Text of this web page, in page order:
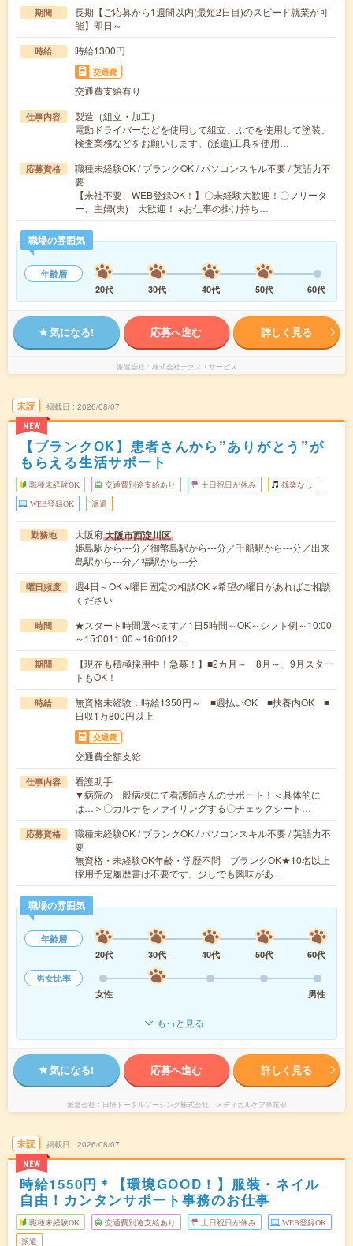
期間
長期【ご応募から1週間以内(最短2日目)のスピード就業が可
能】即日～
時給 時給1300円
交通費
交通費支給有り
仕事内容
製造（組立・加工）
電動ドライバーなどを使用して組立、ふでを使用して塗装、
検査業務などをお願いします。(派遣)工具を使用…
応募資格
職種未経験OK / ブランクOK / パソコンスキル不要 / 英語力不
要
【来社不要、WEB登録OK！】〇未経験大歓迎！〇フリータ
ー、主婦(夫) 大歓迎！ ※お仕事の掛け持ち…
職場の雰囲気
年齢層
20代
30代 40代 50代 60代
気になる! 応募へ進む 詳しく見る
派遣会社 株式会社テクノ・サービス
未読
NEW
掲載日 2026/08/07
【ブランクOK】患者さんから”ありがとう”が
もらえる生活サポート
職種未経験OK 交通費別途支給あり 土日祝日が休み 残業なし
WEB登録OK 派遣
勤務地 大阪府大阪市西淀川区
姫島駅から---分／御幣島駅から---分／千船駅から---分／出来
島駅から---分／福駅から---分
曜日頻度
週4日～OK ※曜日固定の相談OK ※希望の曜日があればご相談
ください
時間
★スタート時間選べます／1日5時間～OK～シフト例～10:00
～15:0011:00～16:0012…
期間
【現在も積極採用中！急募！】■2カ月～ 8月～、9月スター
トもOK！
時給
無資格未経験：時給1350円～ ■週払いOK ■扶養内OK ■
日収1万800円以上
交通費
交通費全額支給
仕事内容
看護助手
▼病院の一般病棟にて看護師さんのサポート！＜具体的に
は…＞〇カルテをファイリングする〇チェックシート…
応募資格
職種未経験OK / ブランクOK / パソコンスキル不要 / 英語力不
要
無資格・未経験OK年齢・学歴不問 ブランクOK★10名以上
採用予定履歴書は不要です。少しでも興味があ…
職場の雰囲気
年齢層
20代
30代 40代 50代
60代
男女比率
女性
男性
もっと見る
気になる! 応募へ進む 詳しく見る
派遣会社 日研トータルソーシング株式会社 メディカルケア事業部
未読
NEW
掲載日 2026/08/07
時給1550円＊【環境GOOD！】服装・ネイル
自由！カンタンサポート事務のお仕事
職種未経験OK 交通費別途支給あり 土日祝日が休み WEB登録OK
派遣